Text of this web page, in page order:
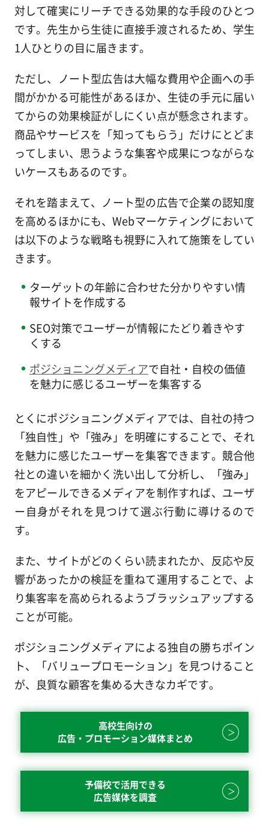
対して確実にリーチできる効果的な手段のひとつ
です。先生から生徒に直接手渡されるため、学生
1人ひとりの目に届きます。
ただし、ノート型広告は大幅な費用や企画への手
間がかかる可能性があるほか、生徒の手元に届い
てからの効果検証がしにくい点が懸念されます。
商品やサービスを「知ってもらう」だけにとどま
ってしまい、思うような集客や成果につながらな
いケースもあるのです。
それを踏まえて、ノート型の広告で企業の認知度
を高めるほかにも、Webマーケティングにおいて
は以下のような戦略も視野に入れて施策をしてい
きます。
ターゲットの年齢に合わせた分かりやすい情
報サイトを作成する
SEO対策でユーザーが情報にたどり着きやす
くする
ポジショニングメディアで自社・自校の価値
を魅力に感じるユーザーを集客する
とくにポジショニングメディアでは、自社の持つ
「独自性」や「強み」を明確にすることで、それ
を魅力に感じたユーザーを集客できます。競合他
社との違いを細かく洗い出して分析し、「強み」
をアピールできるメディアを制作すれば、ユーザ
ー自身がそれを見つけて選ぶ行動に導けるので
す。
また、サイトがどのくらい読まれたか、反応や反
響があったかの検証を重ねて運用することで、よ
り集客率を高められるようブラッシュアップする
ことが可能。
ポジショニングメディアによる独自の勝ちポイン
ト、「バリュープロモーション」を見つけること
が、良質な顧客を集める大きなカギです。
高校生向けの
広告・プロモーション媒体まとめ
予備校で活用できる
広告媒体を調査